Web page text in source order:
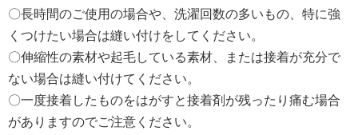
〇長時間のご使用の場合や、洗濯回数の多いもの、特に強
くつけたい場合は縫い付けをしてください。
〇伸縮性の素材や起毛している素材、または接着が充分で
ない場合は縫い付けてください。
〇一度接着したものをはがすと接着剤が残ったり痛む場合
がありますのでご注意ください。